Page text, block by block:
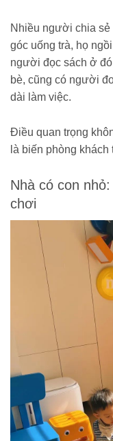
Nhiều người chia sẻ
góc uống trà, họ
người đọc sách ở
bè, cũng có người
dài làm việc.
Điều quan trọng
là biến phòng
Nhà có con
chơi